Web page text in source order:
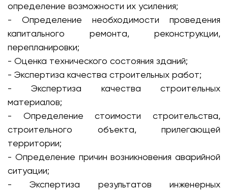
определение возможности их усиления;
- Определение необходимости проведения
капитального ремонта, реконструкции,
перепланировки;
- Оценка технического состояния зданий;
- Экспертиза качества строительных работ;
- Экспертиза качества строительных
материалов;
- Определение стоимости строительства,
строительного объекта, прилегающей
территории;
- Определение причин возникновения аварийной
ситуации;
- Экспертиза результатов инженерных